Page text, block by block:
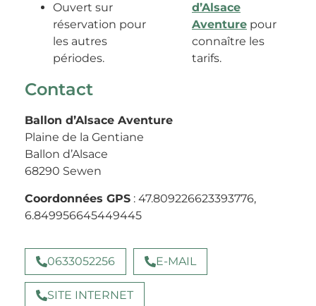
Ouvert sur
réservation pour
les autres
périodes.
d’Alsace
Aventure pour
connaître les
tarifs.
Contact
Ballon d’Alsace Aventure
Plaine de la Gentiane
Ballon d’Alsace
68290 Sewen
Coordonnées GPS : 47.809226623393776,
6.849956645449445
0633052256 E-MAIL
SITE INTERNET